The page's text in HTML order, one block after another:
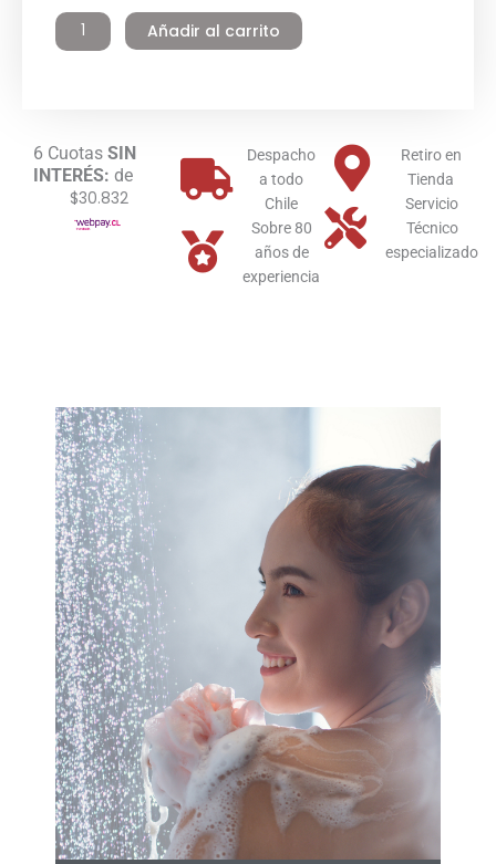
Tiro
Forzado
cantidad
Añadir al carrito
6 Cuotas SIN
INTERÉS: de
$30.832
Despacho
a todo
Chile
Sobre 80
años de
experiencia
Retiro en
Tienda
Servicio
Técnico
especializado